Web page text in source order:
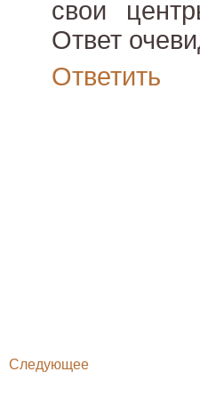
свои
Ответ
Ответить
Следующее